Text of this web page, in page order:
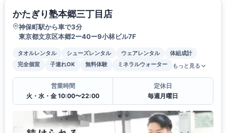
かたぎり塾本郷三丁目店
神保町駅から車で3分
東京都文京区本郷2ー40ー9小林ビル7F
タオルレンタル シューズレンタル ウェアレンタル
体組成計
完全個室
子連れOK 無料体験 ミネラルウォーター もっと見る
営業時間
火・水・金 10:00〜22:00
定休日
毎週月曜日